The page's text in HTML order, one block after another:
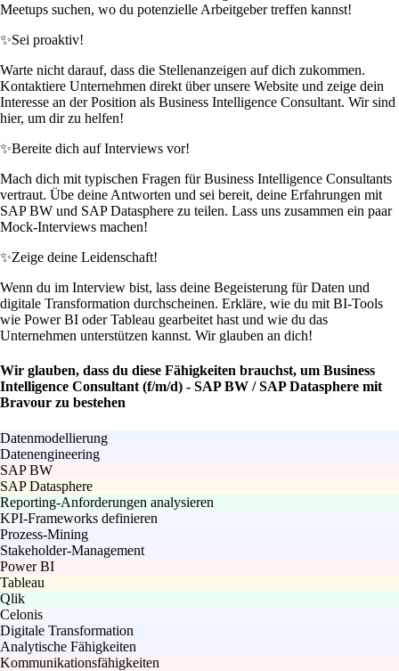
Meetups suchen, wo du potenzielle Arbeitgeber treffen kannst!
✨Sei proaktiv!
Warte nicht darauf, dass die Stellenanzeigen auf dich zukommen.
Kontaktiere Unternehmen direkt über unsere Website und zeige dein
Interesse an der Position als Business Intelligence Consultant. Wir sind
hier, um dir zu helfen!
✨Bereite dich auf Interviews vor!
Mach dich mit typischen Fragen für Business Intelligence Consultants
vertraut. Übe deine Antworten und sei bereit, deine Erfahrungen mit
SAP BW und SAP Datasphere zu teilen. Lass uns zusammen ein paar
Mock-Interviews machen!
✨Zeige deine Leidenschaft!
Wenn du im Interview bist, lass deine Begeisterung für Daten und
digitale Transformation durchscheinen. Erkläre, wie du mit BI-Tools
wie Power BI oder Tableau gearbeitet hast und wie du das
Unternehmen unterstützen kannst. Wir glauben an dich!
Wir glauben, dass du diese Fähigkeiten brauchst, um Business
Intelligence Consultant (f/m/d) - SAP BW / SAP Datasphere mit
Bravour zu bestehen
Datenmodellierung
Datenengineering
SAP BW
SAP Datasphere
Reporting-Anforderungen analysieren
KPI-Frameworks definieren
Prozess-Mining
Stakeholder-Management
Power BI
Tableau
Qlik
Celonis
Digitale Transformation
Analytische Fähigkeiten
Kommunikationsfähigkeiten